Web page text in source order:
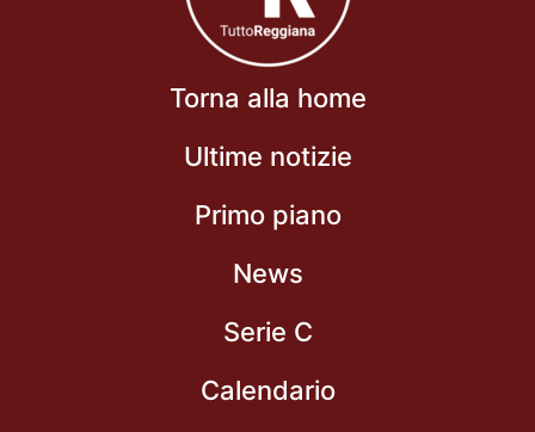
Torna alla home
Ultime notizie
Primo piano
News
Serie C
Calendario